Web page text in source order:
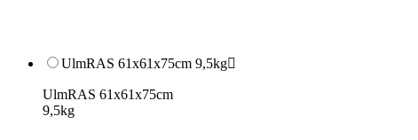
UlmRAS 61x61x75cm 9,5kg
UlmRAS 61x61x75cm
9,5kg